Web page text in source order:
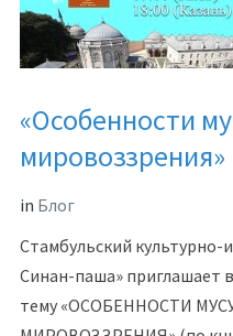
«Особенности
in Блог
Стамбульский культурно-
Синан-паша» приглашает
тему «ОСОБЕННОСТИ